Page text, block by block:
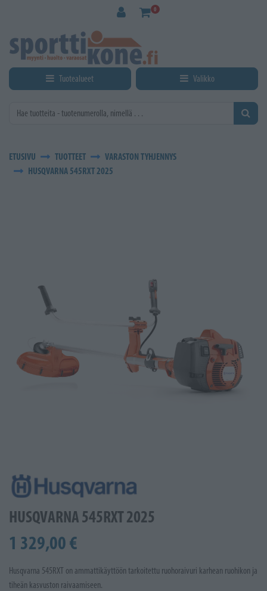
0
Tuotealueet Valikko
ETUSIVU TUOTTEET
VARASTON TYHJENNYS
HUSQVARNA 545RXT 2025
HUSQVARNA 545RXT 2025
1 329,00 €
Husqvarna 545RXT on ammattikäyttöön tarkoitettu ruohoraivuri karhean ruohikon ja
tiheän kasvuston raivaamiseen.